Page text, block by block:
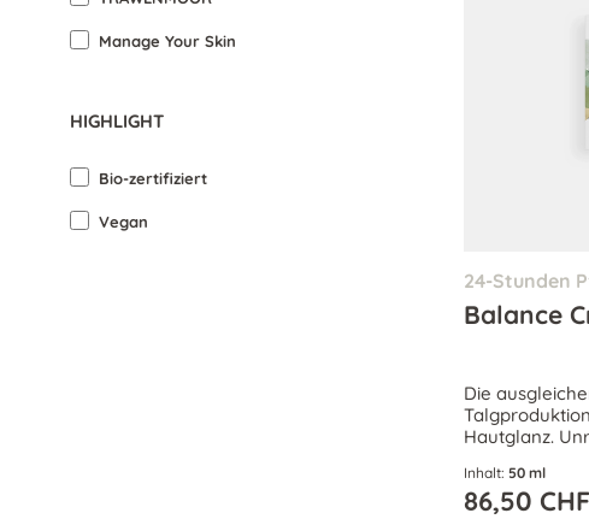
Manage Your Skin
HIGHLIGHT
Bio-zertifiziert
Vegan
24-Stunden
Balance
Die
Hautglanz.
Hautpartien
Geeignet für
Inhalt: 50 ml
86,50